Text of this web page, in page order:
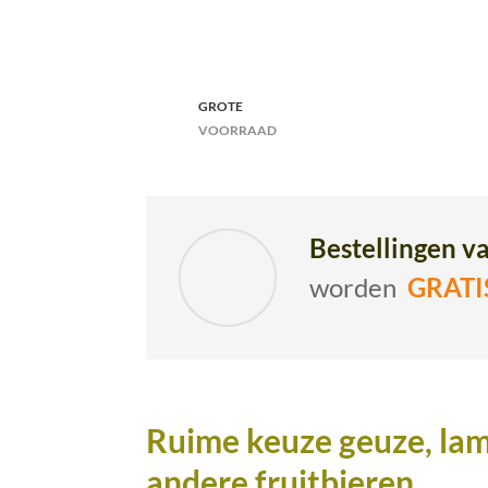
GROTE
VOORRAAD
Bestellingen
worden
Ruime keuze geuze,